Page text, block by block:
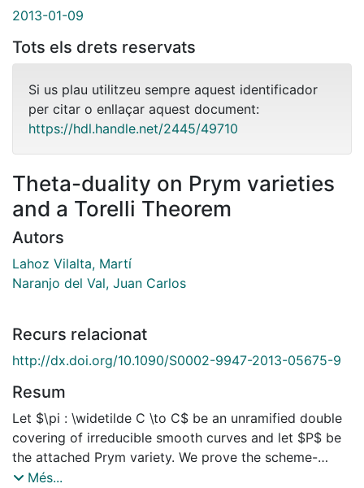
2013-01-09
Tots els drets reservats
Si us plau utilitzeu sempre aquest identificador
per citar o enllaçar aquest document:
https://hdl.handle.net/2445/49710
Theta-duality on Prym varieties
and a Torelli Theorem
Autors
Lahoz Vilalta, Martí
Naranjo del Val, Juan Carlos
Recurs relacionat
http://dx.doi.org/10.1090/S0002-9947-2013-05675-9
Resum
Let $\pi : \widetilde C \to C$ be an unramified double
covering of irreducible smooth curves and let $P$ be
the attached Prym variety. We prove the scheme-
theoretic theta-dual equalities in the Prym variety
Més...